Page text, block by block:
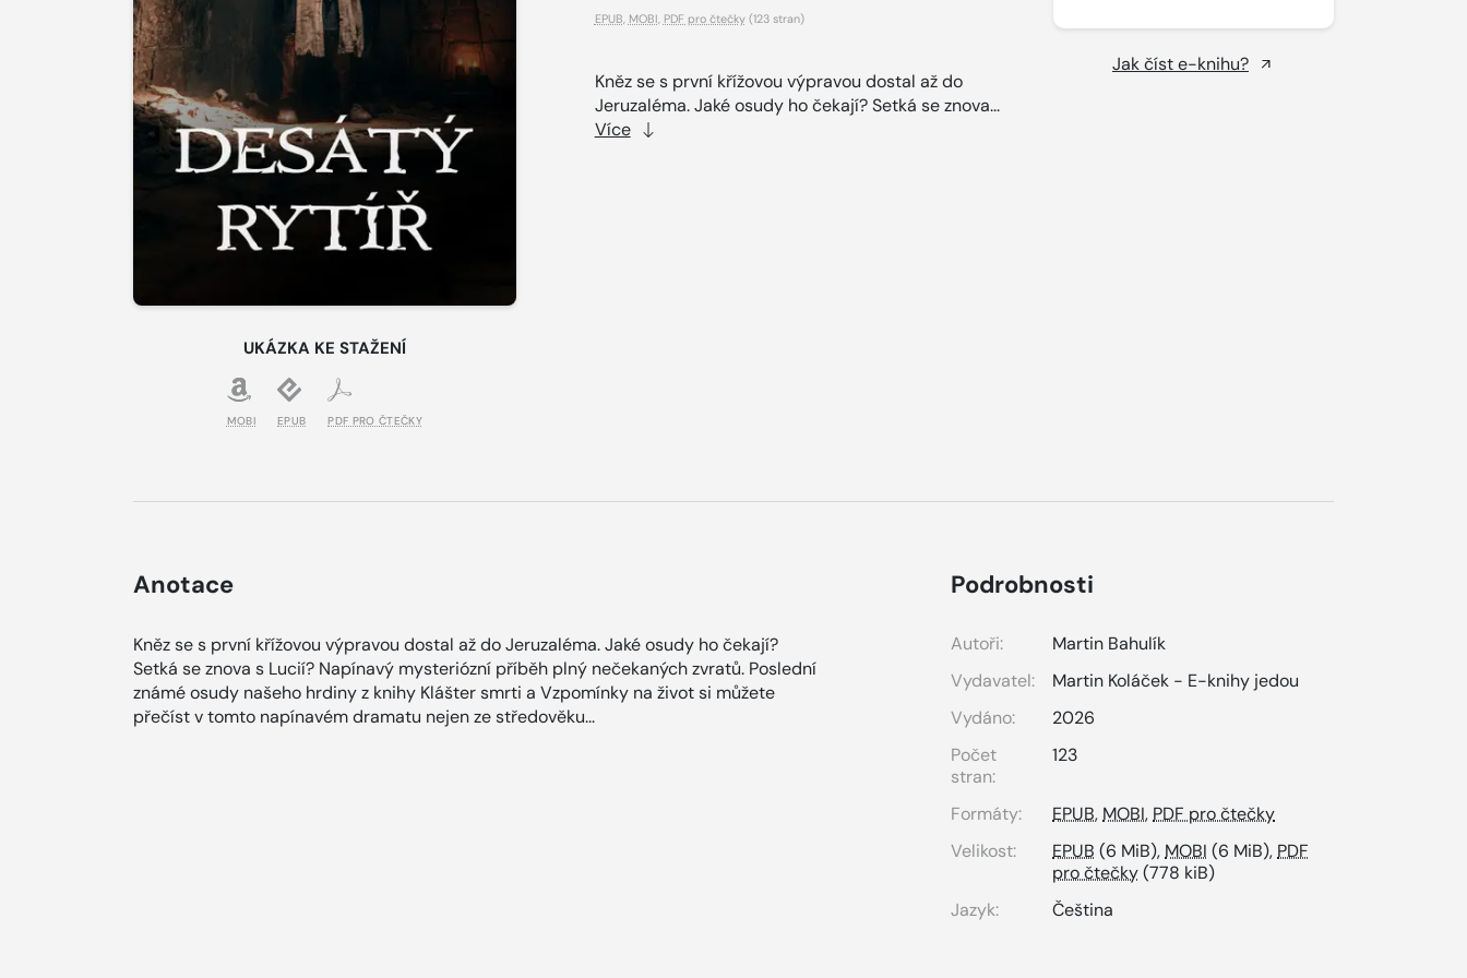
UKÁZKA KE STAŽENÍ
MOBI EPUB PDF PRO ČTEČKY
EPUB MOBI PDF pro čtečky(123 stran)
Kněz se s první křížovou výpravou dostal až do
Jeruzaléma. Jaké osudy ho čekají? Setká se znova...
Více
Jak číst e-knihu?
Anotace
Kněz se s první křížovou výpravou dostal až do Jeruzaléma. Jaké osudy ho čekají?
Setká se znova s Lucií? Napínavý mysteriózní příběh plný nečekaných zvratů. Poslední
známé osudy našeho hrdiny z knihy Klášter smrti a Vzpomínky na život si můžete
přečíst v tomto napínavém dramatu nejen ze středověku...
Podrobnosti
Autoři:
Martin Bahulík
Vydavatel:
Martin Koláček - E-knihy jedou
Vydáno:
2026
Počet
stran:
123
Formáty: EPUB, MOBI, PDF pro čtečky
Velikost:
EPUB (6 MiB), MOBI (6 MiB), PDF
pro čtečky(778 kiB)
Jazyk:
Čeština